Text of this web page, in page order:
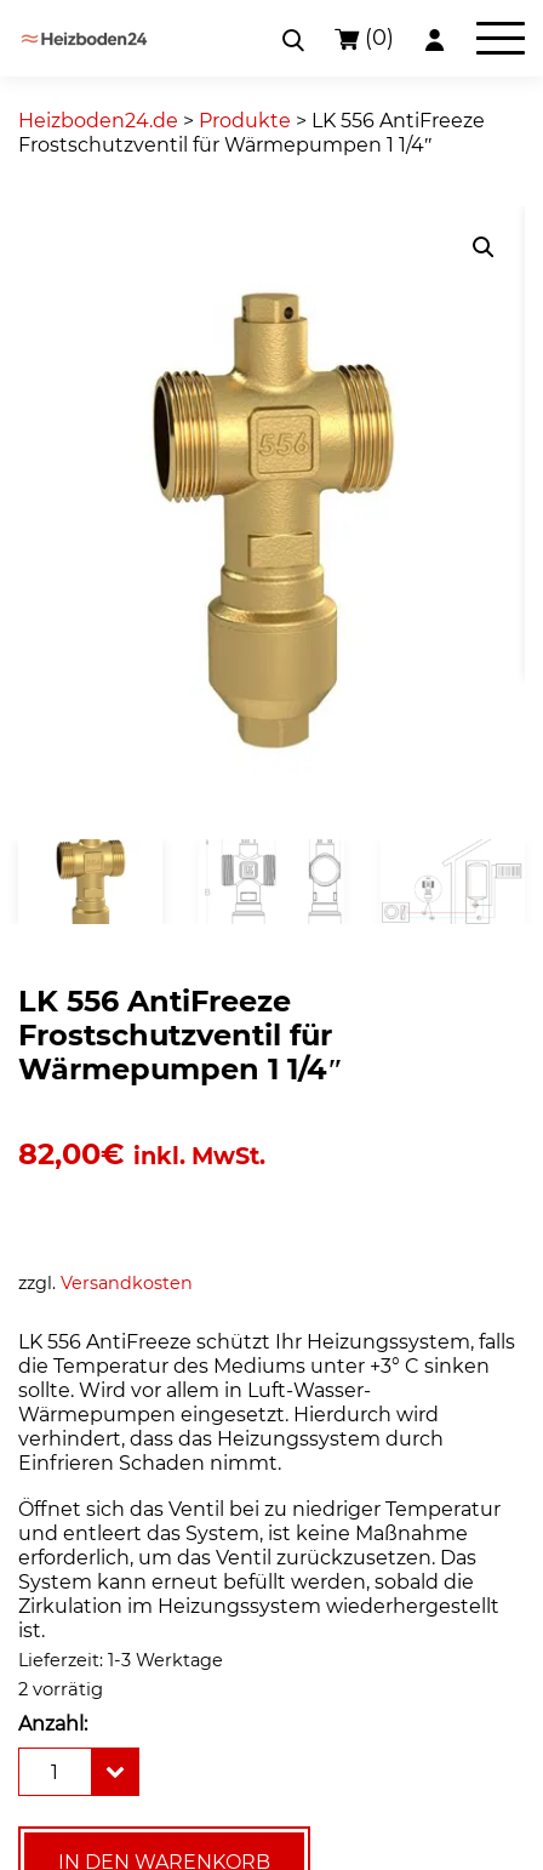
content
(0)
Heizboden24.de > Produkte > LK 556 AntiFreeze
Frostschutzventil für Wärmepumpen 1 1/4″
LK 556 AntiFreeze
Frostschutzventil für
Wärmepumpen 1 1/4″
82,00€ inkl. MwSt.
zzgl. Versandkosten
LK 556 AntiFreeze schützt Ihr Heizungssystem, falls
die Temperatur des Mediums unter +3° C sinken
sollte. Wird vor allem in Luft-Wasser-
Wärmepumpen eingesetzt. Hierdurch wird
verhindert, dass das Heizungssystem durch
Einfrieren Schaden nimmt.
Öffnet sich das Ventil bei zu niedriger Temperatur
und entleert das System, ist keine Maßnahme
erforderlich, um das Ventil zurückzusetzen. Das
System kann erneut befüllt werden, sobald die
Zirkulation im Heizungssystem wiederhergestellt
ist.
Lieferzeit: 1-3 Werktage
2 vorrätig
Anzahl:
Frostschutzventil
1
IN DEN WARENKORB